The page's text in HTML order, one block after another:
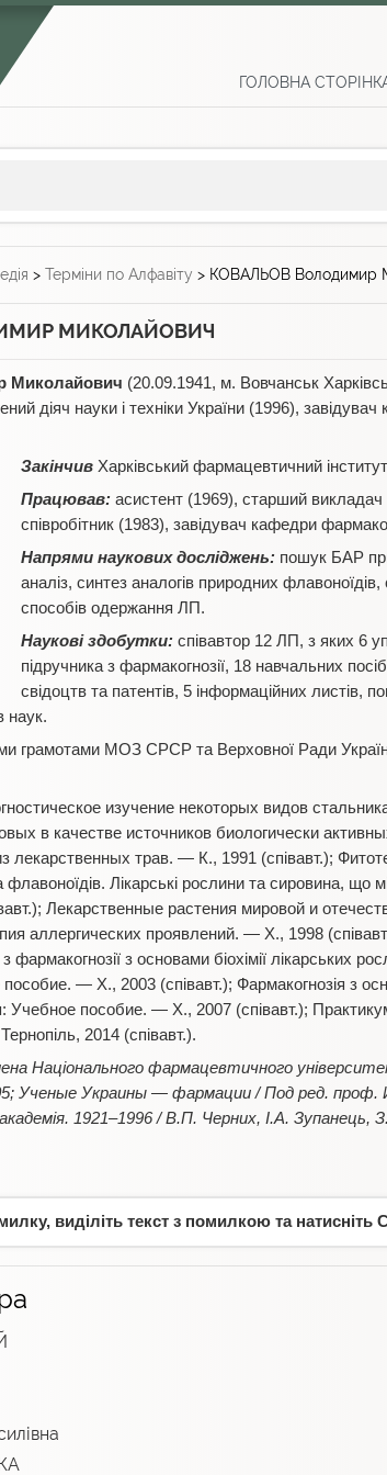
ГОЛОВНА
> Терміни по Алфавіту > КОВАЛЬОВ Володимир
МИКОЛАЙОВИЧ
(20.09.1941, м. Вовчанськ
діяч науки і техніки України (1996),
Закінчив Харківський фармацевтичний
Працював: асистент (1969), старший
співробітник (1983), завідувач кафедри
Напрями наукових досліджень: пошук БАР
аналіз, синтез аналогів природних
способів одержання ЛП.
Наукові здобутки: співавтор 12 ЛП, з яких 6
підручника з фармакогнозії, 18 навчальних
свідоцтв та патентів, 5 інформаційних листів,
наук.
грамотами МОЗ СРСР та Верховної Ради
изучение некоторых видов
в качестве источников биологически
лекарственных трав. — К., 1991 (співавт.);
флавоноїдів. Лікарські рослини та сировина, що
Лекарственные растения мировой и
аллергических проявлений. — Х., 1998
фармакогнозії з основами біохімії лікарських
— Х., 2003 (співавт.); Фармакогнозія з
Учебное пособие. — Х., 2007 (співавт.); Практикум
2014 (співавт.).
Національного фармацевтичного
Ученые Украины — фармации / Под ред. проф.
1921–1996 / В.П. Черних, І.А.
виділіть текст з помилкою та